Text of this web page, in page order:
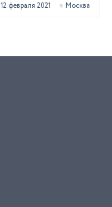
12 февраля 2021 Москва